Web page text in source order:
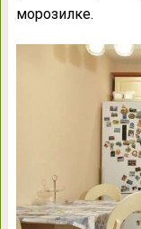
морозилке.